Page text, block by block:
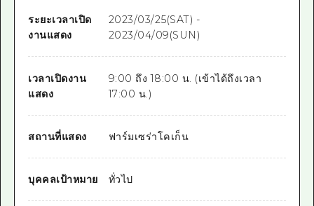
ระยะเวลาเปิด
งานแสดง
2023/03/25(SAT) -
2023/04/09(SUN)
เวลาเปิดงาน
แสดง
9:00 ถึง 18:00 น. (เข้าได้ถึงเวลา
17:00 น.)
สถานที่แสดง ฟาร์มเซร่าโคเก็น
บุคคลเป้าหมาย ทั่วไป